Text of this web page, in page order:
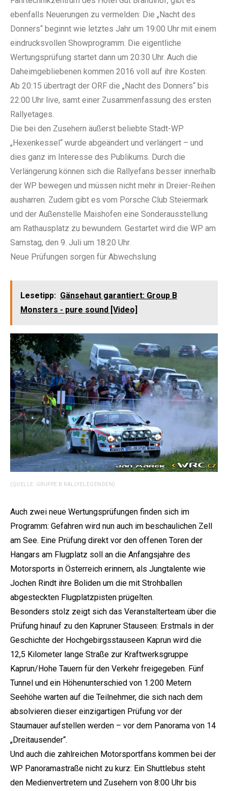
ebenfalls Neuerungen zu vermelden: Die „Nacht des
Donners“ beginnt wie letztes Jahr um 19:00 Uhr mit einem
eindrucksvollen Showprogramm. Die eigentliche
Wertungsprüfung startet dann um 20:30 Uhr. Auch die
Daheimgebliebenen kommen 2016 voll auf ihre Kosten:
Ab 20:15 übertragt der ORF die „Nacht des Donners“ bis
22:00 Uhr live, samt einer Zusammenfassung des ersten
Rallyetages.
Die bei den Zusehern äußerst beliebte Stadt-WP
„Hexenkessel“ wurde abgeändert und verlängert – und
dies ganz im Interesse des Publikums. Durch die
Verlängerung können sich die Rallyefans besser innerhalb
der WP bewegen und müssen nicht mehr in Dreier-Reihen
ausharren. Zudem gibt es vom Porsche Club Steiermark
und der Außenstelle Maishofen eine Sonderausstellung
am Rathausplatz zu bewundern. Gestartet wird die WP am
Samstag, den 9. Juli um 18:20 Uhr.
Neue Prüfungen sorgen für Abwechslung
Lesetipp: Gänsehaut garantiert: Group B
Monsters - pure sound [Video]
(QUELLE: GRUPPE B RALLYELEGENDEN)
Auch zwei neue Wertungsprüfungen finden sich im
Programm: Gefahren wird nun auch im beschaulichen Zell
am See. Eine Prüfung direkt vor den offenen Toren der
Hangars am Flugplatz soll an die Anfangsjahre des
Motorsports in Österreich erinnern, als Jungtalente wie
Jochen Rindt ihre Boliden um die mit Strohballen
abgesteckten Flugplatzpisten prügelten.
Besonders stolz zeigt sich das Veranstalterteam über die
Prüfung hinauf zu den Kapruner Stauseen: Erstmals in der
Geschichte der Hochgebirgsstauseen Kaprun wird die
12,5 Kilometer lange Straße zur Kraftwerksgruppe
Kaprun/Hohe Tauern für den Verkehr freigegeben. Fünf
Tunnel und ein Höhenunterschied von 1.200 Metern
Seehöhe warten auf die Teilnehmer, die sich nach dem
absolvieren dieser einzigartigen Prüfung vor der
Staumauer aufstellen werden – vor dem Panorama von 14
„Dreitausender“.
Und auch die zahlreichen Motorsportfans kommen bei der
WP Panoramastraße nicht zu kurz: Ein Shuttlebus steht
den Medienvertretern und Zusehern von 8:00 Uhr bis